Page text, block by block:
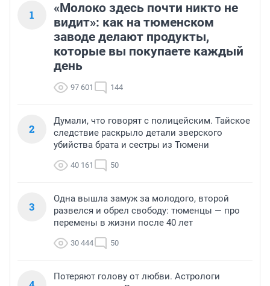
1
«Молоко здесь почти никто не
видит»: как на тюменском
заводе делают продукты,
которые вы покупаете каждый
день
97 601 144
2
Думали, что говорят с полицейским. Тайское
следствие раскрыло детали зверского
убийства брата и сестры из Тюмени
40 161 50
3
Одна вышла замуж за молодого, второй
развелся и обрел свободу: тюменцы — про
перемены в жизни после 40 лет
30 444 50
Потеряют голову от любви. Астрологи